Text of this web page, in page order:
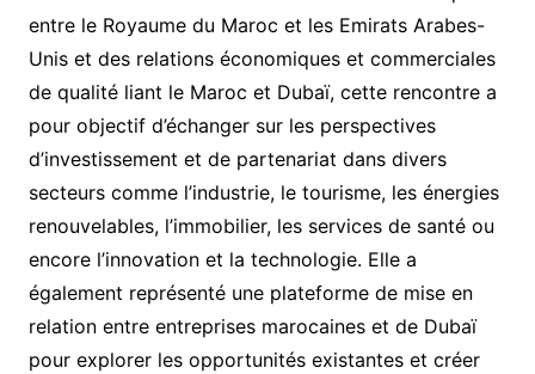
entre le Royaume du Maroc et les Emirats Arabes-
Unis et des relations économiques et commerciales
de qualité liant le Maroc et Dubaï, cette rencontre a
pour objectif d’échanger sur les perspectives
d’investissement et de partenariat dans divers
secteurs comme l’industrie, le tourisme, les énergies
renouvelables, l’immobilier, les services de santé ou
encore l’innovation et la technologie. Elle a
également représenté une plateforme de mise en
relation entre entreprises marocaines et de Dubaï
pour explorer les opportunités existantes et créer